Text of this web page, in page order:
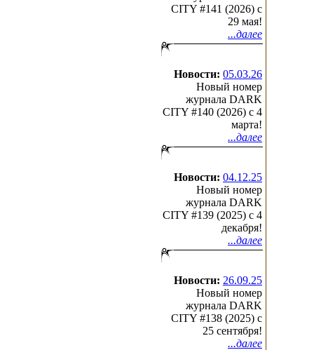
CITY #141 (2026) c
29 мая!
...далее
Новости: 05.03.26
Новый номер
журнала DARK
CITY #140 (2026) c 4
марта!
...далее
Новости: 04.12.25
Новый номер
журнала DARK
CITY #139 (2025) c 4
декабря!
...далее
Новости: 26.09.25
Новый номер
журнала DARK
CITY #138 (2025) c
25 сентября!
...далее